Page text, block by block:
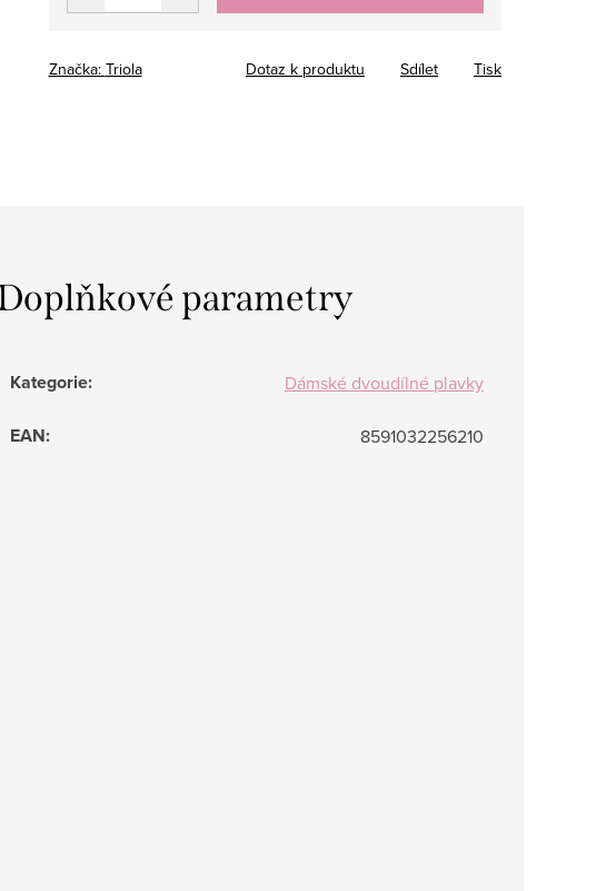
Značka: Triola Tisk
Dotaz k produktu Sdílet
parametry
Kategorie: Dámské dvoudílné plavky
EAN: 8591032256210